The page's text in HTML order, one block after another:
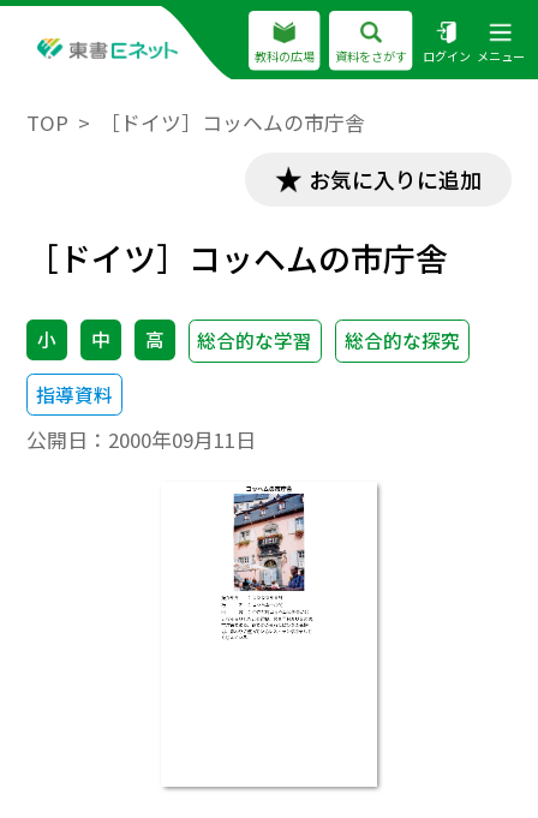
教科の広場 資料をさがす ログイン メニュー
TOP ［ドイツ］コッヘムの市庁舎
お気に入りに追加
［ドイツ］コッヘムの市庁舎
小 中 高 総合的な学習
総合的な探究
指導資料
公開日： 2000年09月11日